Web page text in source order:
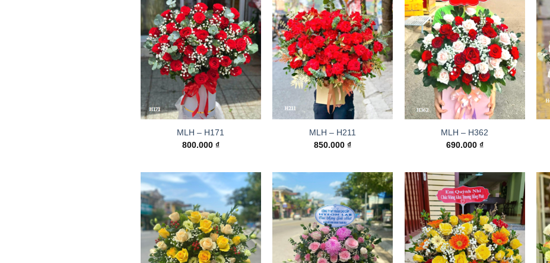
MLH – H171
800.000 ₫
MLH – H211
850.000₫
MLH – H362
690.000 ₫